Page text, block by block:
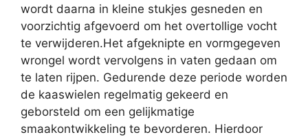
wordt daarna in kleine stukjes gesneden en
voorzichtig afgevoerd om het overtollige vocht
te verwijderen.Het afgeknipte en vormgegeven
wrongel wordt vervolgens in vaten gedaan om
te laten rijpen. Gedurende deze periode worden
de kaaswielen regelmatig gekeerd en
geborsteld om een gelijkmatige
smaakontwikkeling te bevorderen. Hierdoor